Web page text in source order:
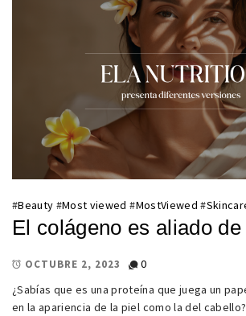
#Beauty #Most viewed #MostViewed #
El colágeno es aliado
OCTUBRE 2, 2023
0
¿Sabías que es una proteína que juega un
en la apariencia de la piel como la del